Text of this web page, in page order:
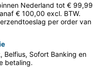
Nederland tot € 99,99
€ 100,00 excl. BTW.
per order van
Belfius, Sofort Banking en
betaling.